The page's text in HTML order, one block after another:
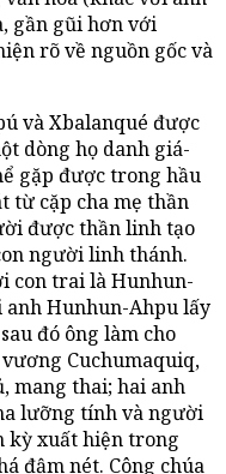
gần gũi hơn với
rõ về nguồn gốc và
và Xbalanqué được
dòng họ danh giá-
gặp được trong hầu
từ cặp cha mẹ thần
được thần linh tạo
người linh thánh.
con trai là Hunhun-
Hunhun-Ahpu lấy
đó ông làm cho
Cuchumaquiq,
mang thai; hai anh
lưỡng tính và người
kỳ xuất hiện trong
đậm nét. Công chúa